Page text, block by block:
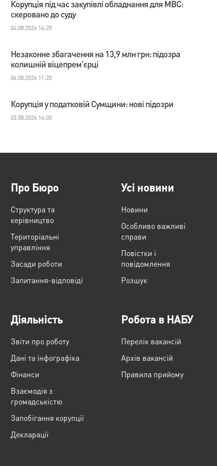
Корупція під час закупівлі обладнання для МВС:
скеровано до суду
04.08.2026 16:20
Незаконне збагачення на 13,9 млн грн: підозра
колишній віцепрем’єрці
06.08.2026 11:20
Корупція у податковій Сумщини: нові підозри
03.08.2026 16:00
Про Бюро
Структура та
керівництво
Територіальні
управління
Засади роботи
Запитання-відповіді
Усі новини
Новини
Особливо важливі
справи
Повістки і
повідомлення
Розшук
Діяльність
Звіти про роботу
Дані та інфографіка
Фінанси
Взаємодія з
громадськістю
Запобігання корупції
Декларації
Робота в НАБУ
Перелік вакансій
Архів вакансій
Правила прийому